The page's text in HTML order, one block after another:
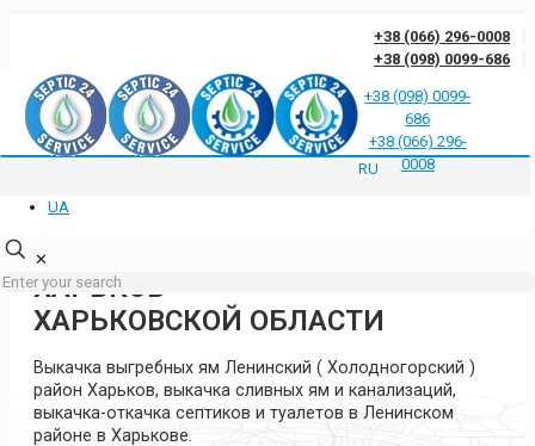
+38 (066) 296-0008
+38 (098) 0099-686
Отзывы клиентов о нас Ответы на частые вопросы Блог
Контакты
Политика конфиденциальности
+38 (098) 0099-
686
+38 (066) 296-
0008
RU
UA
✕
ВЫКАЧКА ЯМ ЛЕНИНСКИЙ (
ХОЛОДНОГОРСКИЙ ) РАЙОН
ХАРЬКОВ
ХАРЬКОВСКОЙ ОБЛАСТИ
Выкачка выгребных ям Ленинский ( Холодногорский )
район Харьков, выкачка сливных ям и канализаций,
выкачка-откачка септиков и туалетов в Ленинском
районе в Харькове.